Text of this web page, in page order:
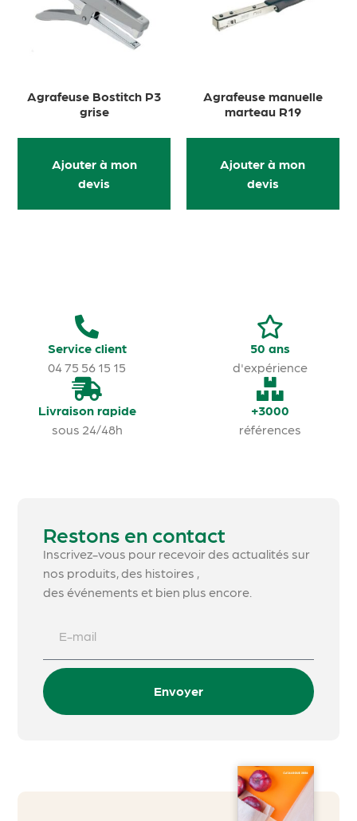
Agrafeuse Bostitch P3
grise
Ajouter à mon
devis
Agrafeuse manuelle
marteau R19
Ajouter à mon
devis
Service client
04 75 56 15 15
50 ans
d'expérience
Livraison rapide
sous 24/48h
+3000
références
Restons en contact
Inscrivez-vous pour recevoir des actualités sur
nos produits, des histoires ,
des événements et bien plus encore.
Envoyer